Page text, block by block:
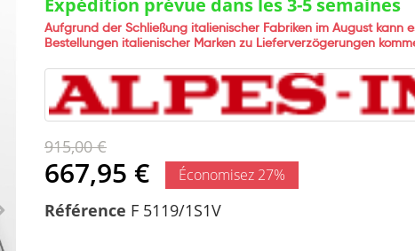
Aufgrund der Schließung italienischer Fabriken im August kann
Bestellungen italienischer Marken zu Lieferverzögerungen
915,00 €
667,95 € Économisez 27%
Référence F 5119/1S1V